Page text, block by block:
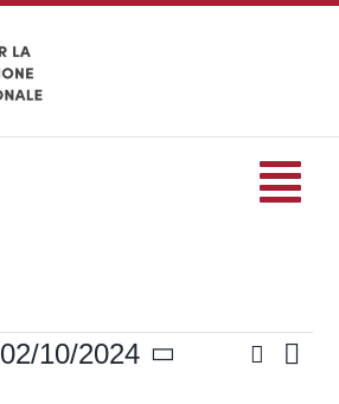
Eventi
Cerca
Lista
02/10/2024